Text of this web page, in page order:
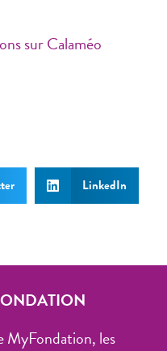
sur Calaméo
LinkedIn
MyFondation, les